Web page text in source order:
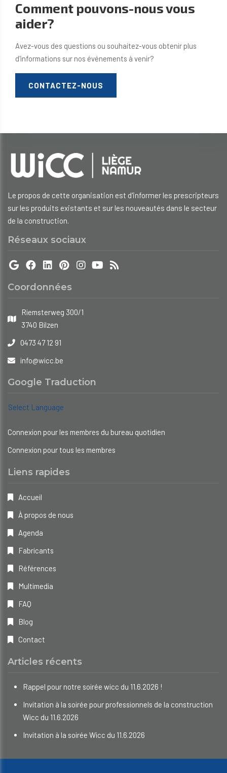
Comment pouvons-nous vous
aider?
Avez-vous des questions ou souhaitez-vous obtenir plus
d'informations sur nos événements à venir?
CONTACTEZ-NOUS
Le propos de cette organisation est d'informer les prescripteurs
sur les produits existants et sur les nouveautés dans le secteur
de la construction.
Réseaux sociaux
Coordonnées
Riemsterweg 300/1
3740 Bilzen
0473 47 12 91
info@wicc.be
Google Traduction
Select Language
Connexion pour les membres du bureau quotidien
Connexion pour tous les membres
Liens rapides
Accueil
À propos de nous
Agenda
Fabricants
Références
Multimedia
FAQ
Blog
Contact
Articles récents
Rappel pour notre soirée wicc du 11.6.2026 !
Invitation à la soirée pour professionnels de la construction
Wicc du 11.6.2026
Invitation à la soirée Wicc du 11.6.2026